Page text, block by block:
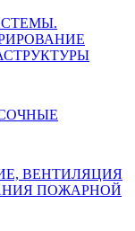
ВЕНТИЛЯЦИЯ
ПОЖАРНОЙ